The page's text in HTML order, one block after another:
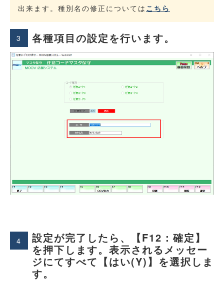
出来ます。種別名の修正については こちら
3 各種項目の設定を行います。
4
設定が完了したら、【F12：確定】
を押下します。表示されるメッセー
ジにてすべて【はい(Y)】を選択しま
す。